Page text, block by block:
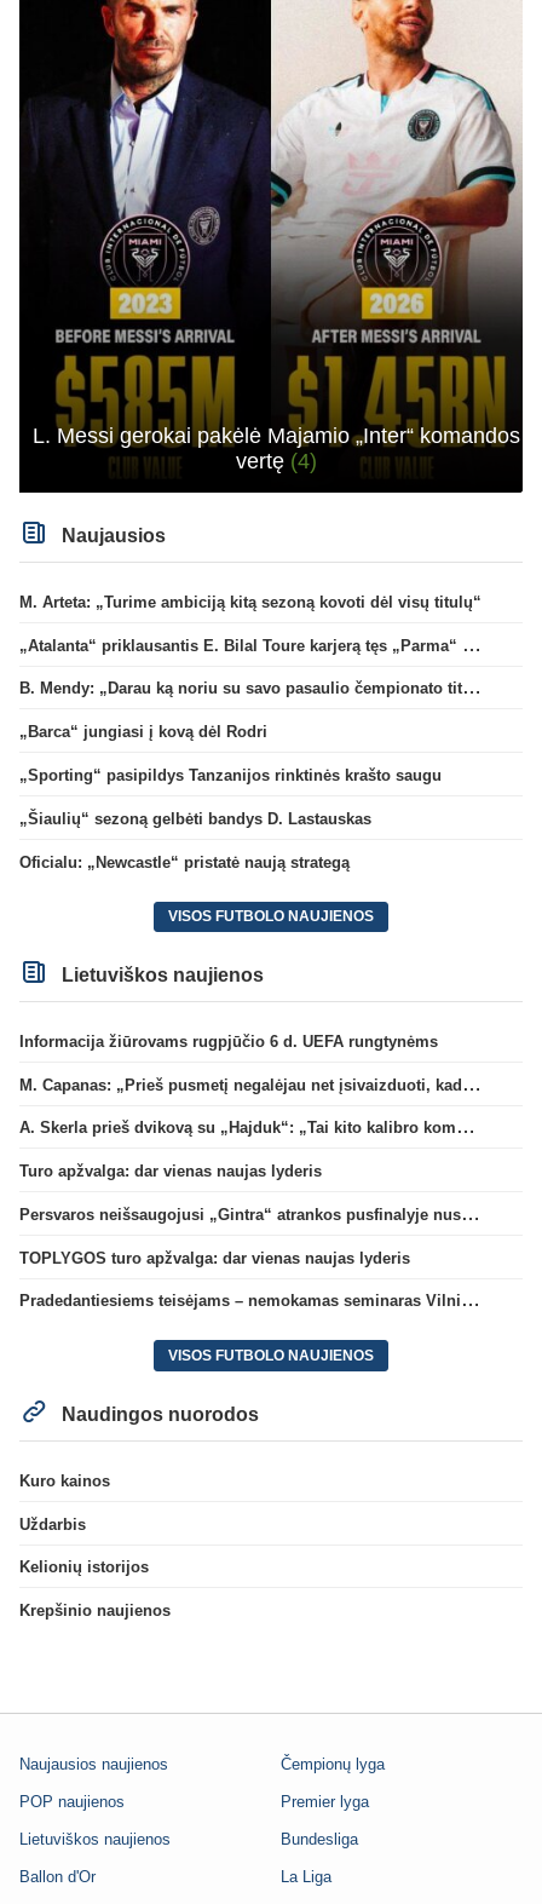
L. Messi gerokai pakėlė Majamio „Inter“ komandos
vertę (4)
Naujausios
M. Arteta: „Turime ambiciją kitą sezoną kovoti dėl visų titulų“
„Atalanta“ priklausantis E. Bilal Toure karjerą tęs „Parma“ gretose
B. Mendy: „Darau ką noriu su savo pasaulio čempionato titulu“
„Barca“ jungiasi į kovą dėl Rodri
„Sporting“ pasipildys Tanzanijos rinktinės krašto saugu
„Šiaulių“ sezoną gelbėti bandys D. Lastauskas
Oficialu: „Newcastle“ pristatė naują strategą
VISOS FUTBOLO NAUJIENOS
Lietuviškos naujienos
Informacija žiūrovams rugpjūčio 6 d. UEFA rungtynėms
M. Capanas: „Prieš pusmetį negalėjau net įsivaizduoti, kad žaisime prieš „Hajduk“
A. Skerla prieš dvikovą su „Hajduk“: „Tai kito kalibro komanda“
Turo apžvalga: dar vienas naujas lyderis
Persvaros neišsaugojusi „Gintra“ atrankos pusfinalyje nusileido Škotijos čempionėms
TOPLYGOS turo apžvalga: dar vienas naujas lyderis
Pradedantiesiems teisėjams – nemokamas seminaras Vilniuje šį penktadienį
VISOS FUTBOLO NAUJIENOS
Naudingos nuorodos
Kuro kainos
Uždarbis
Kelionių istorijos
Krepšinio naujienos
Naujausios naujienos
POP naujienos
Lietuviškos naujienos
Ballon d'Or
Čempionų lyga
Premier lyga
Bundesliga
La Liga